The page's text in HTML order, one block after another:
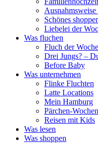
Schönes
Liebelei der
Was fluchen
Fluch der Woche
Drei Jungs? –
Before Baby
Was unternehmen
Flinke Fluchten
Latte Locations
Mein Hamburg
Pärchen-
Reisen mit Kids
Was lesen
Was shoppen